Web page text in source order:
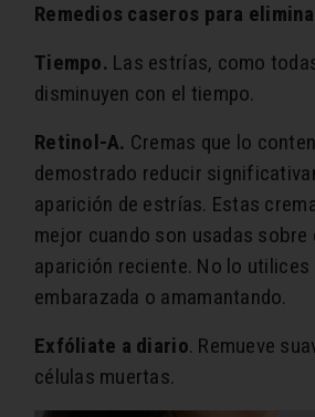
Remedios caseros para
Tiempo. Las estrías, como
disminuyen con el tiempo.
Retinol-A. Cremas que lo
demostrado reducir
aparición de estrías. Estas
mejor cuando son usadas sobre
aparición reciente. No lo utilices
embarazada o amamantando.
Exfóliate a diario. Remueve
células muertas.